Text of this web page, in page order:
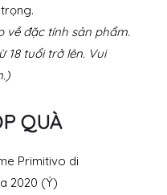
về đặc tính sản phẩm.
18 tuổi trở lên. Vui
QUÀ
Primitivo di
2020 (Ý)